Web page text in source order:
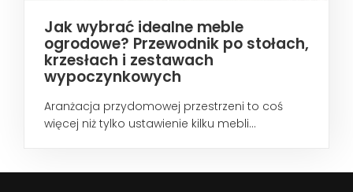
Jak wybrać idealne meble
ogrodowe? Przewodnik po stołach,
krzesłach i zestawach
wypoczynkowych
Aranżacja przydomowej przestrzeni to coś
więcej niż tylko ustawienie kilku mebli...